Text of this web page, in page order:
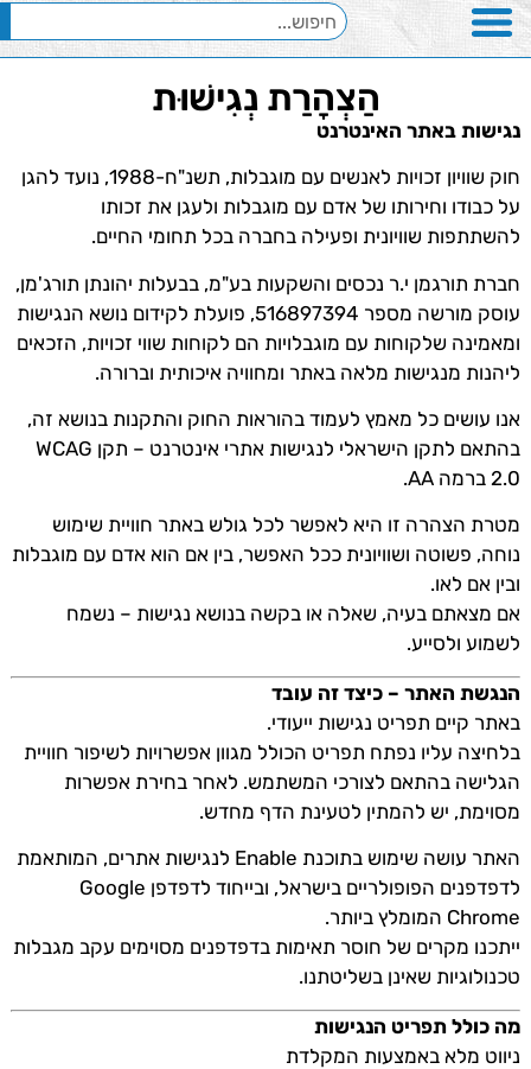
הַצְהָרַת נְגִישׁוּת
נגישות באתר האינטרנט
חוק שוויון זכויות לאנשים עם מוגבלות, תשנ"ח-1988, נועד להגן
על כבודו וחירותו של אדם עם מוגבלות ולעגן את זכותו
להשתתפות שוויונית ופעילה בחברה בכל תחומי החיים.
חברת תורגמן י.ר נכסים והשקעות בע"מ, בבעלות יהונתן תורג'מן,
עוסק מורשה מספר 516897394, פועלת לקידום נושא הנגישות
ומאמינה שלקוחות עם מוגבלויות הם לקוחות שווי זכויות, הזכאים
ליהנות מנגישות מלאה באתר ומחוויה איכותית וברורה.
אנו עושים כל מאמץ לעמוד בהוראות החוק והתקנות בנושא זה,
בהתאם לתקן הישראלי לנגישות אתרי אינטרנט – תקן WCAG
2.0 ברמה AA.
מטרת הצהרה זו היא לאפשר לכל גולש באתר חוויית שימוש
נוחה, פשוטה ושוויונית ככל האפשר, בין אם הוא אדם עם מוגבלות
ובין אם לאו.
אם מצאתם בעיה, שאלה או בקשה בנושא נגישות – נשמח
לשמוע ולסייע.
הנגשת האתר – כיצד זה עובד
באתר קיים תפריט נגישות ייעודי.
בלחיצה עליו נפתח תפריט הכולל מגוון אפשרויות לשיפור חוויית
הגלישה בהתאם לצורכי המשתמש. לאחר בחירת אפשרות
מסוימת, יש להמתין לטעינת הדף מחדש.
האתר עושה שימוש בתוכנת Enable לנגישות אתרים, המותאמת
לדפדפנים הפופולריים בישראל, ובייחוד לדפדפן Google
Chrome המומלץ ביותר.
ייתכנו מקרים של חוסר תאימות בדפדפנים מסוימים עקב מגבלות
טכנולוגיות שאינן בשליטתנו.
מה כולל תפריט הנגישות
ניווט מלא באמצעות המקלדת